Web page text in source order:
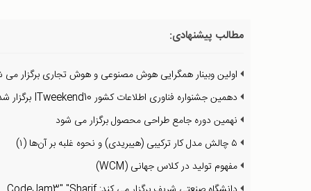
مطالب پیشنهادی:
اولین وبینار همگرایی هوش مصنوعی و هوش تجاری برگزار می
دهمین جشنواره فناوری اطلاعات کشور ITweekend10 برگزار شد
نهمین دوره جامع طراحی محصول برگزار می شود
۵ چالش مدل کار ترکیبی (هیبریدی) و نحوه غلبه بر آن‌ها (۱)
مفهوم تولید در کلاس جهانی (WCM)